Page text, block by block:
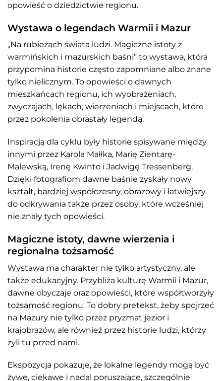
opowieść o dziedzictwie regionu.
Wystawa o legendach Warmii i Mazur
„Na rubieżach świata ludzi. Magiczne istoty z
warmińskich i mazurskich baśni” to wystawa, która
przypomina historie często zapomniane albo znane
tylko nielicznym. To opowieści o dawnych
mieszkańcach regionu, ich wyobrażeniach,
zwyczajach, lękach, wierzeniach i miejscach, które
przez pokolenia obrastały legendą.
Inspiracją dla cyklu były historie spisywane między
innymi przez Karola Małłka, Marię Zientarę-
Malewską, Irenę Kwinto i Jadwigę Tressenberg.
Dzięki fotografiom dawne baśnie zyskały nowy
kształt, bardziej współczesny, obrazowy i łatwiejszy
do odkrywania także przez osoby, które wcześniej
nie znały tych opowieści.
Magiczne istoty, dawne wierzenia i
regionalna tożsamość
Wystawa ma charakter nie tylko artystyczny, ale
także edukacyjny. Przybliża kulturę Warmii i Mazur,
dawne obyczaje oraz opowieści, które współtworzyły
tożsamość regionu. To dobry pretekst, żeby spojrzeć
na Mazury nie tylko przez pryzmat jezior i
krajobrazów, ale również przez historie ludzi, którzy
żyli tu przed nami.
Ekspozycja pokazuje, że lokalne legendy mogą być
żywe, ciekawe i nadal poruszające, szczególnie